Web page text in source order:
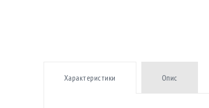
Характеристики Опис